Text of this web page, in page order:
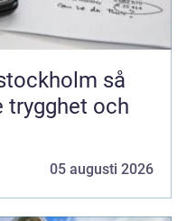
så
trygghet och
05 augusti 2026